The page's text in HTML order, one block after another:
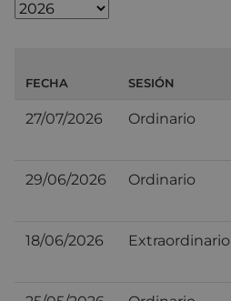
FECHA SESIÓN
27/07/2026 Ordinario
29/06/2026 Ordinario
18/06/2026 Extraordinario